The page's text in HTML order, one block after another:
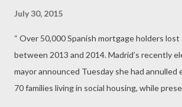
δικού του διαμετρήματος) που να
πάθος για την ανάγκη παραμονής της χώρας
Ήταν μάλιστα ο πρώτος που έφερε στην
Hotel California σχετικά με τις δυνατότητες
July 30, 2015
“ Over 50,000 Spanish mortgage holders
between 2013 and 2014. Madrid’s recently
mayor announced Tuesday she had
70 families living in social housing, while